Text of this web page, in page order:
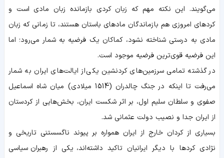
می‌گویند. این نکته مهم که زبان کردی بازمانده زبان مادی است و
کردهای امروزی هم بازماندگان مادهای باستان هستند، تا زمانی که زبان
مادی به درستی شناخته نشود، کماکان یک فرضیه به شمار می‌رود؛ اما
این فرضیه قوی‌ترین فرضیه موجود است.
در گذشته تمامی سرزمین‌های کردنشین یکی از ایالت‌های ایران به شمار
می‌رفت تا اینکه در جنگ چالدران (1514 میلادی) میان شاه اسماعیل
صفوی و سلطان سلیم اول، بر اثر شکست ایران، بخش‌هایی از کردستان
از ایران جدا و نصیب دولت عثمانی شد.
بسیاری از کردان خارج از ایران همواره بر پیوند ناگسستنی تاریخی و
نژادی کردها با دیگر ایرانیان تاکید داشته‌اند، یکی از رهبران سیاسی